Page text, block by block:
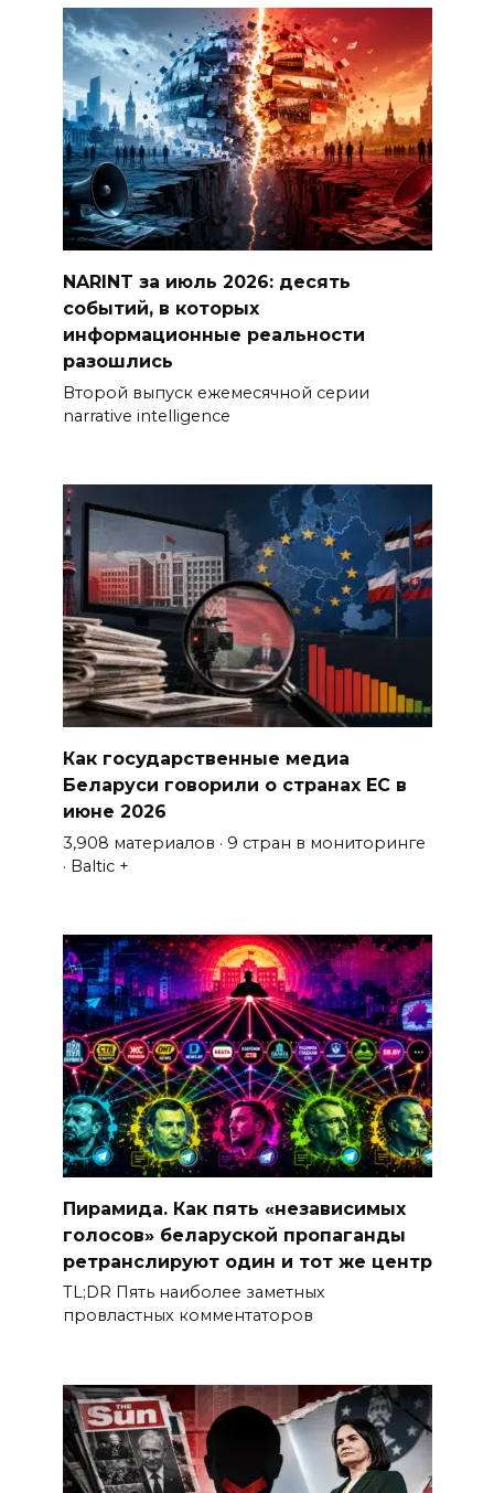
NARINT за июль 2026: десять
событий, в которых
информационные реальности
разошлись
Второй выпуск ежемесячной серии
narrative intelligence
Как государственные медиа
Беларуси говорили о странах ЕС в
июне 2026
3,908 материалов · 9 стран в мониторинге
· Baltic +
Пирамида. Как пять «независимых
голосов» беларуской пропаганды
ретранслируют один и тот же центр
TL;DR Пять наиболее заметных
провластных комментаторов